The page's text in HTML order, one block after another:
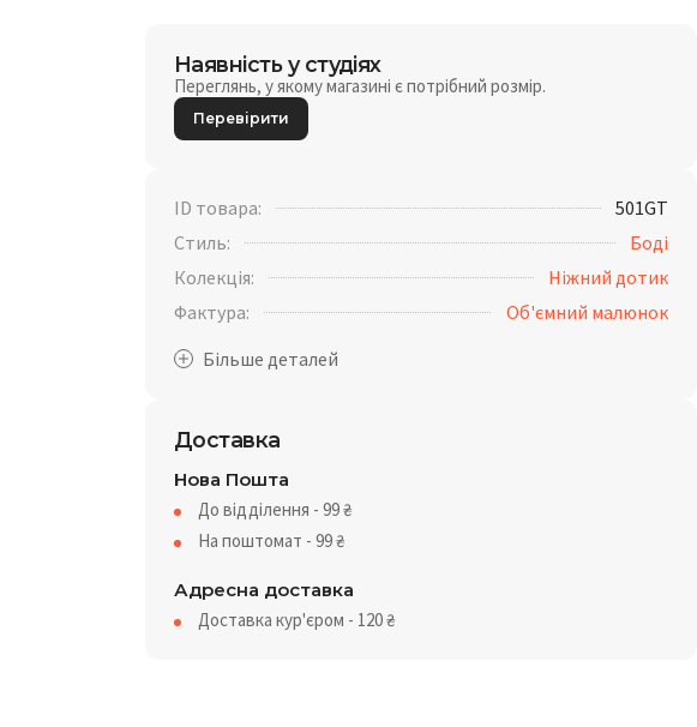
Наявність у студіях
Переглянь, у якому магазині є потрібний розмір.
Перевірити
ID товара:
501GT
Стиль:
Боді
Колекція:
Ніжний дотик
Фактура:
Об'ємний малюнок
Доставка
Нова Пошта
До відділення - 99₴
На поштомат - 99₴
Адресна доставка
Доставка кур'єром - 120₴